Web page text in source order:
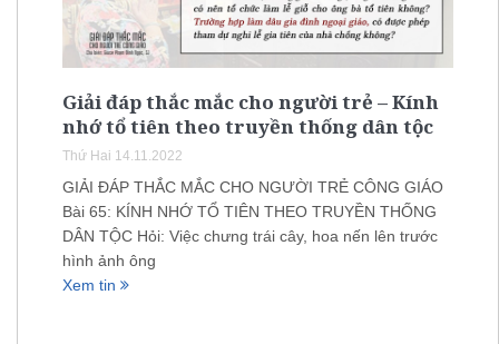
Giải đáp thắc mắc cho người trẻ – Kính
nhớ tổ tiên theo truyền thống dân tộc
Thứ Hai 14.11.2022
GIẢI ĐÁP THẮC MẮC CHO NGƯỜI TRẺ CÔNG GIÁO
Bài 65: KÍNH NHỚ TỔ TIÊN THEO TRUYỀN THỐNG
DÂN TỘC Hỏi: Việc chưng trái cây, hoa nến lên trước
hình ảnh ông
Xem tin